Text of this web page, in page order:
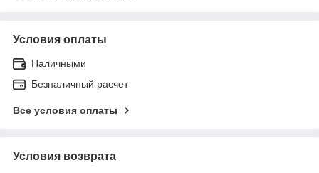
Условия оплаты
Наличными
Безналичный расчет
Все условия оплаты
Условия возврата